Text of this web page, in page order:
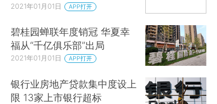
2021年01月01日 APP打开
碧桂园蝉联年度销冠 华夏幸
福从“千亿俱乐部”出局
2021年01月01日 APP打开
银行业房地产贷款集中度设上
限 13家上市银行超标